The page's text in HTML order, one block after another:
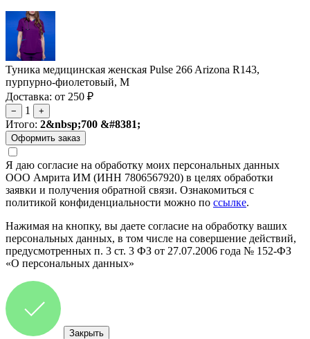
Туника медицинская женская Pulse 266 Arizona R143,
пурпурно-фиолетовый, M
Доставка: от 250 ₽
− 1 +
Итого: 2&nbsp;700 &#8381;
Я даю согласие на обработку моих персональных данных
ООО Амрита ИМ (ИНН 7806567920) в целях обработки
заявки и получения обратной связи. Ознакомиться с
политикой конфиденциальности можно по ссылке.
Нажимая на кнопку, вы даете согласие на обработку ваших
персональных данных, в том числе на совершение действий,
предусмотренных п. 3 ст. 3 ФЗ от 27.07.2006 года № 152-ФЗ
«О персональных данных»
Закрыть